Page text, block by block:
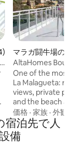
194件、5つ星中5つ
マラガ闘牛場のア
ンション
AltaHomes
リーアパートメン
One of the most
La Malagueta:
views, private
and the beach a
bedrooms, two
ultra-fast WiFi,
kitchen. 🛏 2 bedrooms: queen-size bed
+ double bed,
価格 ·家族 ·外観
宿泊先で人
備